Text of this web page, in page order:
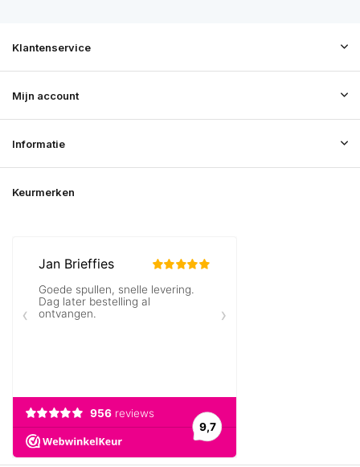
Klantenservice
Mijn account
Informatie
Keurmerken